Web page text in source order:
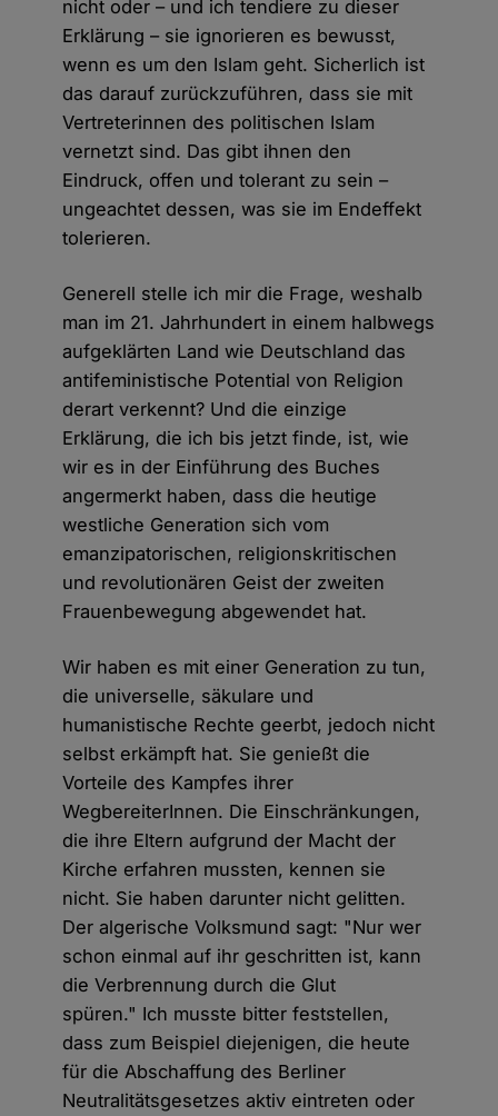
nicht oder – und ich tendiere zu dieser
Erklärung – sie ignorieren es bewusst,
wenn es um den Islam geht. Sicherlich ist
das darauf zurückzuführen, dass sie mit
Vertreterinnen des politischen Islam
vernetzt sind. Das gibt ihnen den
Eindruck, offen und tolerant zu sein –
ungeachtet dessen, was sie im Endeffekt
tolerieren.
Generell stelle ich mir die Frage, weshalb
man im 21. Jahrhundert in einem halbwegs
aufgeklärten Land wie Deutschland das
antifeministische Potential von Religion
derart verkennt? Und die einzige
Erklärung, die ich bis jetzt finde, ist, wie
wir es in der Einführung des Buches
angermerkt haben, dass die heutige
westliche Generation sich vom
emanzipatorischen, religionskritischen
und revolutionären Geist der zweiten
Frauenbewegung abgewendet hat.
Wir haben es mit einer Generation zu tun,
die universelle, säkulare und
humanistische Rechte geerbt, jedoch nicht
selbst erkämpft hat. Sie genießt die
Vorteile des Kampfes ihrer
WegbereiterInnen. Die Einschränkungen,
die ihre Eltern aufgrund der Macht der
Kirche erfahren mussten, kennen sie
nicht. Sie haben darunter nicht gelitten.
Der algerische Volksmund sagt: "Nur wer
schon einmal auf ihr geschritten ist, kann
die Verbrennung durch die Glut
spüren." Ich musste bitter feststellen,
dass zum Beispiel diejenigen, die heute
für die Abschaffung des Berliner
Neutralitätsgesetzes aktiv eintreten oder